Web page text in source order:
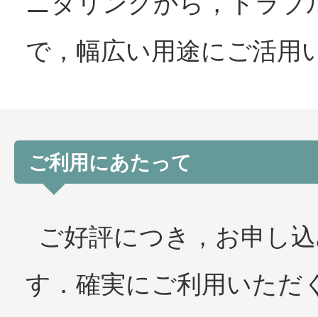
で，幅広い用途にご活用
ご利用にあたって
ご好評につき，お申し
す．確実にご利用いただ